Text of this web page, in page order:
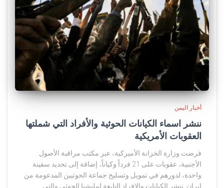
أخبار اليمن
ننشر اسماء الكيانات الحوثية والأفراد التي شملتها
العقوبات الأمريكية
فرضت وزارة الخزانة الأميركية، عبر مكتب مراقبة الأصول
الأجنبية، عقوبات على 21 فرداً وكياناً، إضافة إلى تحديد سفينة
واحدة، لدورهم في تمويل وتسليح جماعة الحوثيين المدعومة من
إيران. ننشر الكيانات والافراد التابعة لمليشيا الحوثي والتي